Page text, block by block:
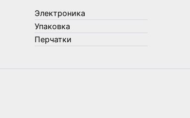
Электроника
Упаковка
Перчатки